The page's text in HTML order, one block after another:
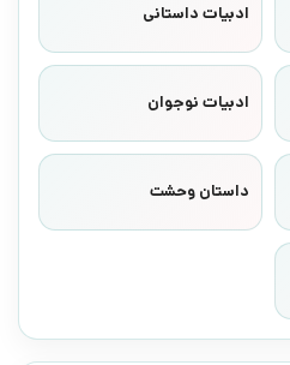
ادبیات داستانی
ادبیات نوجوان
داستان وحشت